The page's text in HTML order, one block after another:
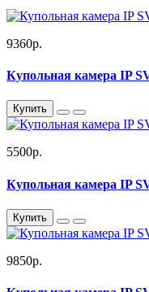
9360р.
Купольная камера IP
Купить
5500р.
Купольная камера IP
Купить
9850р.